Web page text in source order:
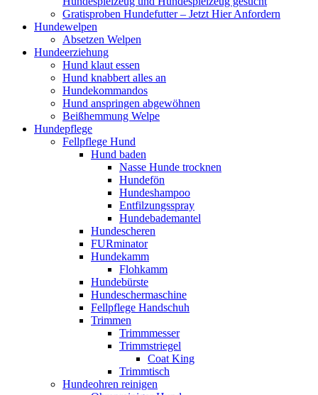
Gratisproben Hundefutter – Jetzt Hier Anfordern
Hundewelpen
Absetzen Welpen
Hundeerziehung
Hund klaut essen
Hund knabbert alles an
Hundekommandos
Hund anspringen abgewöhnen
Beißhemmung Welpe
Hundepflege
Fellpflege Hund
Hund baden
Nasse Hunde trocknen
Hundefön
Hundeshampoo
Entfilzungsspray
Hundebademantel
Hundescheren
FURminator
Hundekamm
Flohkamm
Hundebürste
Hundeschermaschine
Fellpflege Handschuh
Trimmen
Trimmmesser
Trimmstriegel
Coat King
Trimmtisch
Hundeohren reinigen